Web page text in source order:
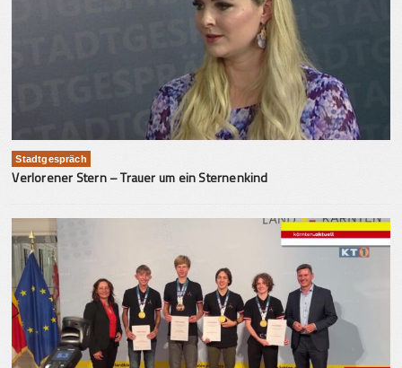
Stadtgespräch
Verlorener Stern – Trauer um ein Sternenkind